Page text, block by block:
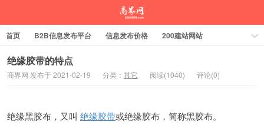
首页 B2B信息发布平台 信息发布价格 200建站网站
绝缘胶带的特点
商界网 发布于 2021-02-19 分类： 其它 阅读(1040) 评论(0)
绝缘黑胶布，又叫 绝缘胶带或绝缘胶布，简称黑胶布。